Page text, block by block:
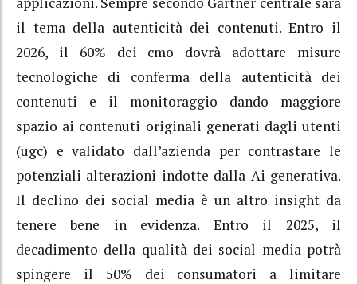
il tema della autenticità dei contenuti. Entro il
2026, il 60% dei cmo dovrà adottare misure
tecnologiche di conferma della autenticità dei
contenuti e il monitoraggio dando maggiore
spazio ai contenuti originali generati dagli utenti
(ugc) e validato dall’azienda per contrastare le
potenziali alterazioni indotte dalla Ai generativa.
Il declino dei social media è un altro insight da
tenere bene in evidenza. Entro il 2025, il
decadimento della qualità dei social media potrà
spingere il 50% dei consumatori a limitare